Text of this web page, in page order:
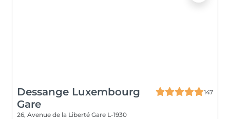
Dessange Luxembourg
Gare
147
26, Avenue de la Liberté Gare L-1930